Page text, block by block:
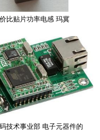
比贴片功率电感 玛冀
技术事业部 电子元器件的